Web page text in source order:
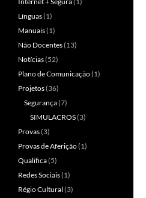
Línguas(1)
Manuais(1)
Não Docentes(13)
Notícias(52)
Plano de Comunicação(1)
Projetos(36)
Segurança(7)
SIMULACROS(3)
Provas(3)
Provas de Aferição(1)
Qualifica(5)
Redes Sociais(1)
Régio Cultural (3)